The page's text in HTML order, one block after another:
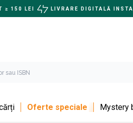
≥ 150 LEI LIVRARE DIGITALĂ
Oferte speciale Mystery